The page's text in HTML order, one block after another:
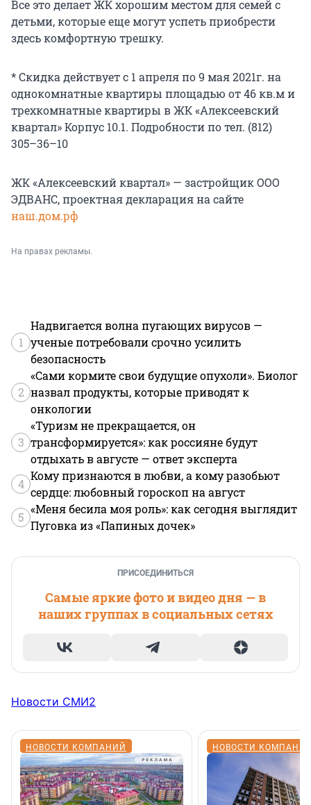
Все это делает ЖК хорошим местом для семей с
детьми, которые еще могут успеть приобрести
здесь комфортную трешку.
* Скидка действует с 1 апреля по 9 мая 2021г. на
однокомнатные квартиры площадью от 46 кв.м и
трехкомнатные квартиры в ЖК «Алексеевский
квартал» Корпус 10.1. Подробности по тел. (812)
305–36–10
ЖК «Алексеевский квартал» — застройщик ООО
ЭДВАНС, проектная декларация на сайте
наш.дом.рф
На правах рекламы.
1
Надвигается волна пугающих вирусов —
ученые потребовали срочно усилить
безопасность
2
«Сами кормите свои будущие опухоли». Биолог
назвал продукты, которые приводят к
онкологии
3
«Туризм не прекращается, он
трансформируется»: как россияне будут
отдыхать в августе — ответ эксперта
4
Кому признаются в любви, а кому разобьют
сердце: любовный гороскоп на август
5
«Меня бесила моя роль»: как сегодня выглядит
Пуговка из «Папиных дочек»
ПРИСОЕДИНИТЬСЯ
Самые яркие фото и видео дня — в
наших группах в социальных сетях
Новости СМИ2
НОВОСТИ КОМПАНИЙ НОВОСТИ